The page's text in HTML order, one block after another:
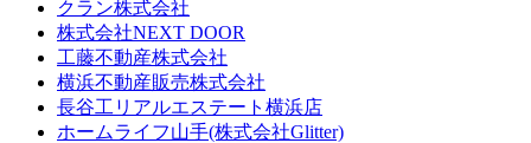
クラン株式会社
株式会社NEXT DOOR
工藤不動産株式会社
横浜不動産販売株式会社
長谷工リアルエステート横浜店
ホームライフ山手(株式会社Glitter)